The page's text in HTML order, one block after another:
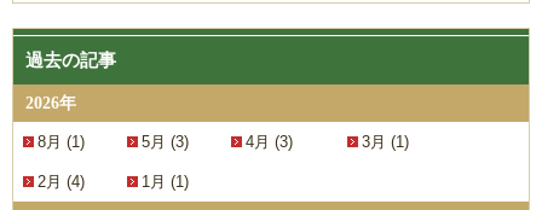
過去の記事
2026年
8月 (1) 5月 (3) 4月 (3) 3月 (1)
2月 (4) 1月 (1)